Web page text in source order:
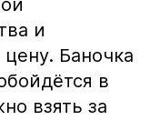
и
Баночка
в
взять за